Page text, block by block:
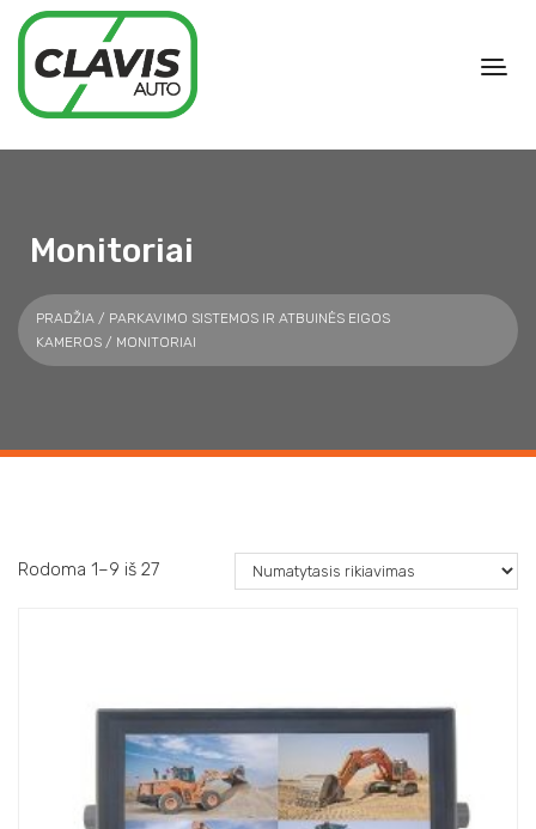
Monitoriai
PRADŽIA / PARKAVIMO SISTEMOS IR ATBUINĖS EIGOS
KAMEROS / MONITORIAI
Rodoma 1–9 iš 27